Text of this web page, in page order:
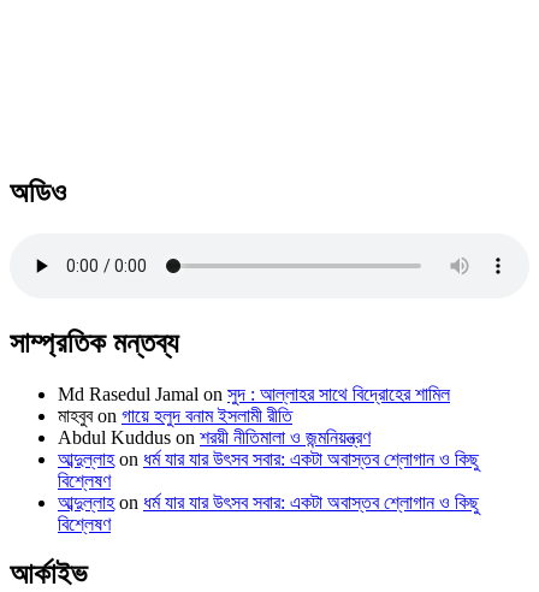
অডিও
সাম্প্রতিক মন্তব্য
Md Rasedul Jamal on সুদ : আল্লাহর সাথে বিদ্রোহের শামিল
মাহবুবon গায়ে হলুদ বনাম ইসলামী রীতি
Abdul Kuddus on শরয়ী নীতিমালা ও জন্মনিয়ন্ত্রণ
আব্দুল্লাহon ধর্ম যার যার উৎসব সবার: একটা অবাস্তব শ্লোগান ও কিছু
বিশ্লেষণ
আব্দুল্লাহon ধর্ম যার যার উৎসব সবার: একটা অবাস্তব শ্লোগান ও কিছু
বিশ্লেষণ
আর্কাইভ